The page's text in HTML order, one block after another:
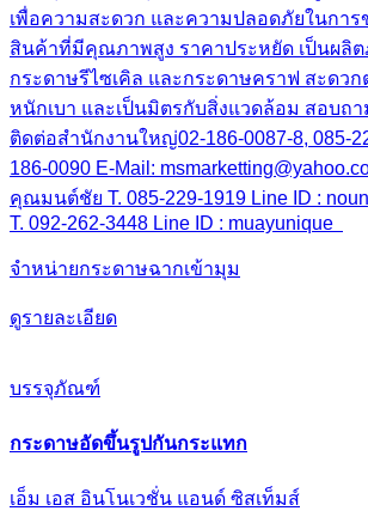
เพื่อความสะดวก และความปลอดภัยในการ
สินค้าที่มีคุณภาพสูง ราคาประหยัด เป็นผลิ
กระดาษรีไซเคิล และกระดาษคราฟ สะดว
หนักเบา และเป็นมิตรกับสิ่งแวดล้อม สอบถ
ติดต่อสำนักงานใหญ่02-186-0087-8, 085-
186-0090 E-Mail:
คุณมนต์ชัย T. 085-229-1919 Line ID :
T. 092-262-3448 Line ID : muayunique
จำหน่ายกระดาษฉากเข้ามุม
ดูรายละเอียด
บรรจุภัณฑ์
กระดาษอัดขึ้นรูปกันกระแทก
เอ็ม เอส อินโนเวชั่น แอนด์ ซิสเท็มส์